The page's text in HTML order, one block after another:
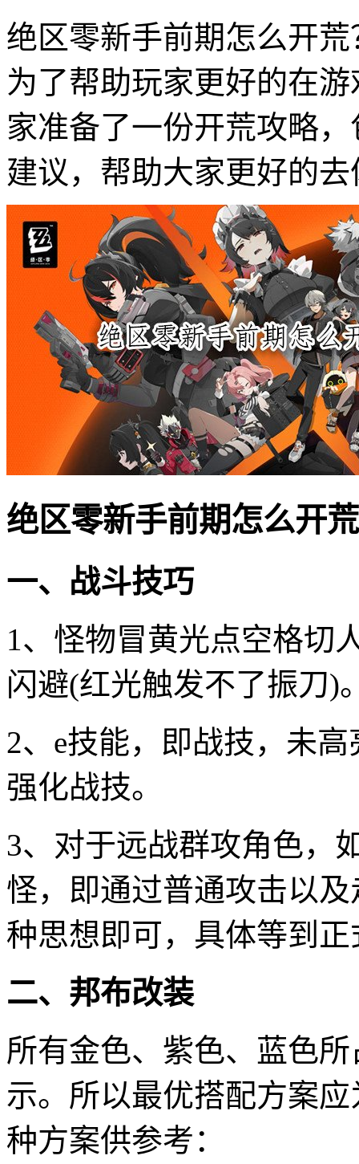
绝区零新手前期怎么开
为了帮助玩家更好的在
家准备了一份开荒攻略
建议，帮助大家更好的
绝区零新手前期怎么开荒
一、战斗技巧
1、怪物冒黄光点空格切
闪避(红光触发不了振刀)
2、e技能，即战技，未
强化战技。
3、对于远战群攻角色，
怪，即通过普通攻击以
种思想即可，具体等到
二、邦布改装
所有金色、紫色、蓝色
示。所以最优搭配方案
种方案供参考：